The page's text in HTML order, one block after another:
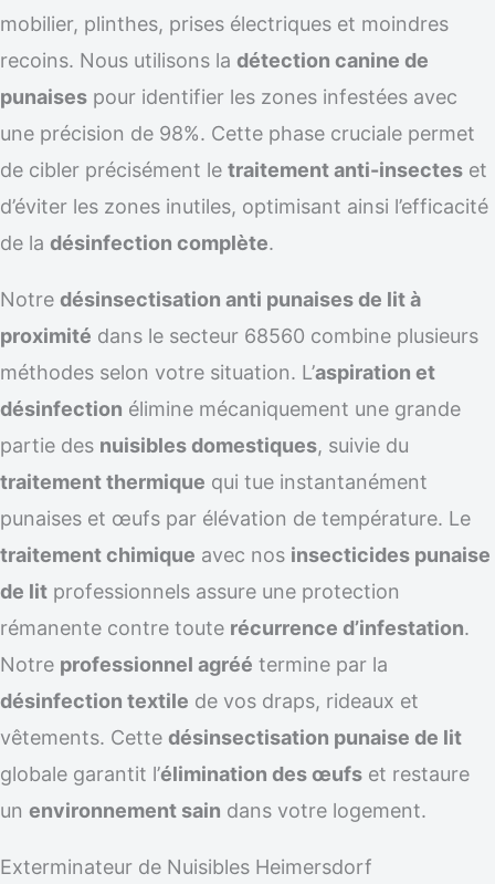
mobilier, plinthes, prises électriques et moindres
recoins. Nous utilisons la détection canine de
punaises pour identifier les zones infestées avec
une précision de 98%. Cette phase cruciale permet
de cibler précisément le traitement anti-insectes et
d’éviter les zones inutiles, optimisant ainsi l’efficacité
de la désinfection complète.
Notre désinsectisation anti punaises de lit à
proximité dans le secteur 68560 combine plusieurs
méthodes selon votre situation. L’aspiration et
désinfection élimine mécaniquement une grande
partie des nuisibles domestiques, suivie du
traitement thermique qui tue instantanément
punaises et œufs par élévation de température. Le
traitement chimique avec nos insecticides punaise
de lit professionnels assure une protection
rémanente contre toute récurrence d’infestation.
Notre professionnel agréé termine par la
désinfection textile de vos draps, rideaux et
vêtements. Cette désinsectisation punaise de lit
globale garantit l’élimination des œufs et restaure
un environnement sain dans votre logement.
Exterminateur de Nuisibles Heimersdorf